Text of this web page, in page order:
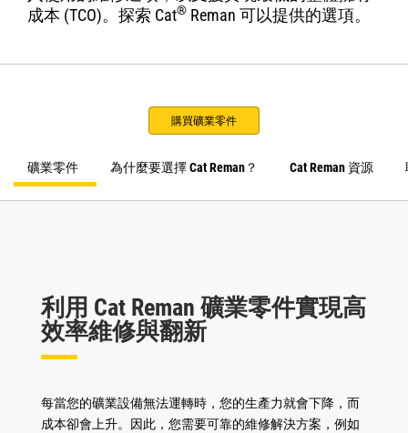
成本 (TCO)。探索 Cat® Reman 可以提供的選項。
購買礦業零件
礦業零件 為什麼要選擇 Cat Reman？ Cat Reman 資源
利用 Cat Reman 礦業零件實現高
效率維修與翻新
每當您的礦業設備無法運轉時，您的生產力就會下降，而
成本卻會上升。因此，您需要可靠的維修解決方案，例如